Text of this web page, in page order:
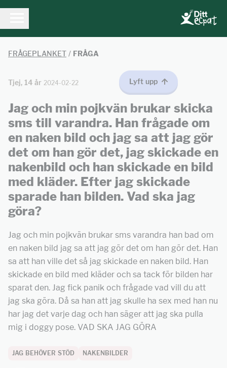
FRÅGEPLANKET / FRÅGA
Tjej, 14 år 2024-02-22 Lyft upp
Jag och min pojkvän brukar skicka
sms till varandra. Han frågade om
en naken bild och jag sa att jag gör
det om han gör det, jag skickade en
nakenbild och han skickade en bild
med kläder. Efter jag skickade
sparade han bilden. Vad ska jag
göra?
Jag och min pojkvän brukar sms varandra han bad om
en naken bild jag sa att jag gör det om han gör det. Han
sa att han ville det så jag skickade en naken bild. Han
skickade en bild med kläder och sa tack för bilden har
sparat den. Jag fick panik och frågade vad vill du att
jag ska göra. Då sa han att jag skulle ha sex med han nu
har jag det varje dag och han säger att jag ska pulla
mig i doggy pose. VAD SKA JAG GÖRA
JAG BEHÖVER STÖD NAKENBILDER